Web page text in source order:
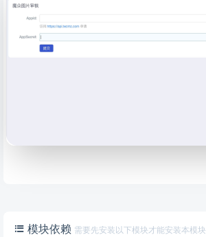
模块依赖 需要先安装以下模块才能安装本模块